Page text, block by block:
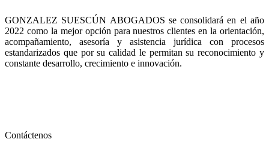
GONZALEZ SUESCÚN ABOGADOS se consolidará en el año
2022 como la mejor opción para nuestros clientes en la orientación,
acompañamiento, asesoría y asistencia jurídica con procesos
estandarizados que por su calidad le permitan su reconocimiento y
constante desarrollo, crecimiento e innovación.
Contáctenos